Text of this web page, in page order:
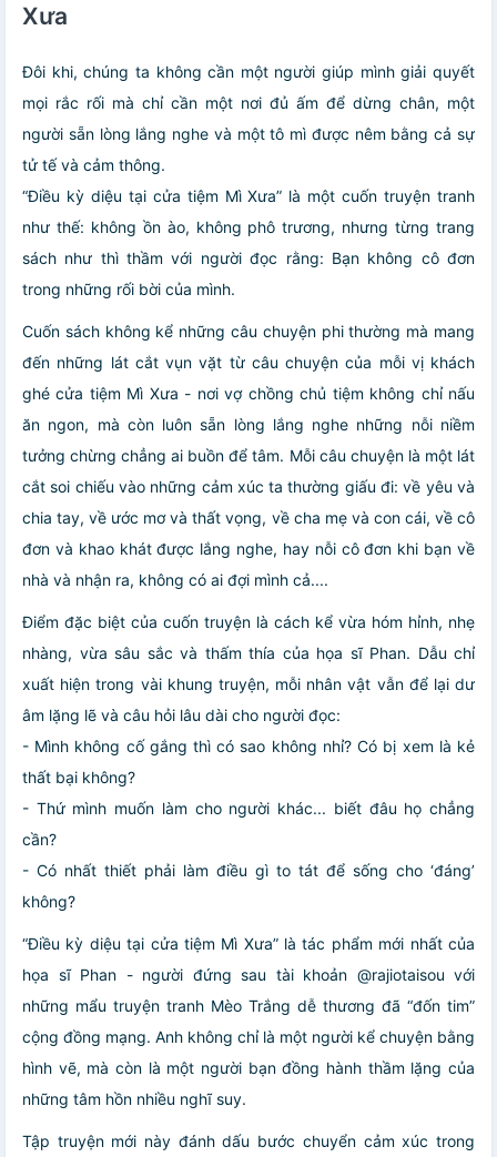
Xưa
Đôi khi, chúng ta không cần một người giúp mình giải quyết
mọi rắc rối mà chỉ cần một nơi đủ ấm để dừng chân, một
người sẵn lòng lắng nghe và một tô mì được nêm bằng cả sự
tử tế và cảm thông.
“Điều kỳ diệu tại cửa tiệm Mì Xưa” là một cuốn truyện tranh
như thế: không ồn ào, không phô trương, nhưng từng trang
sách như thì thầm với người đọc rằng: Bạn không cô đơn
trong những rối bời của mình.
Cuốn sách không kể những câu chuyện phi thường mà mang
đến những lát cắt vụn vặt từ câu chuyện của mỗi vị khách
ghé cửa tiệm Mì Xưa - nơi vợ chồng chủ tiệm không chỉ nấu
ăn ngon, mà còn luôn sẵn lòng lắng nghe những nỗi niềm
tưởng chừng chẳng ai buồn để tâm. Mỗi câu chuyện là một lát
cắt soi chiếu vào những cảm xúc ta thường giấu đi: về yêu và
chia tay, về ước mơ và thất vọng, về cha mẹ và con cái, về cô
đơn và khao khát được lắng nghe, hay nỗi cô đơn khi bạn về
nhà và nhận ra, không có ai đợi mình cả....
Điểm đặc biệt của cuốn truyện là cách kể vừa hóm hỉnh, nhẹ
nhàng, vừa sâu sắc và thấm thía của họa sĩ Phan. Dẫu chỉ
xuất hiện trong vài khung truyện, mỗi nhân vật vẫn để lại dư
âm lặng lẽ và câu hỏi lâu dài cho người đọc:
- Mình không cố gắng thì có sao không nhỉ? Có bị xem là kẻ
thất bại không?
- Thứ mình muốn làm cho người khác... biết đâu họ chẳng
cần?
- Có nhất thiết phải làm điều gì to tát để sống cho ‘đáng’
không?
“Điều kỳ diệu tại cửa tiệm Mì Xưa” là tác phẩm mới nhất của
họa sĩ Phan - người đứng sau tài khoản @rajiotaisou với
những mẩu truyện tranh Mèo Trắng dễ thương đã “đốn tim”
cộng đồng mạng. Anh không chỉ là một người kể chuyện bằng
hình vẽ, mà còn là một người bạn đồng hành thầm lặng của
những tâm hồn nhiều nghĩ suy.
Tập truyện mới này đánh dấu bước chuyển cảm xúc trong